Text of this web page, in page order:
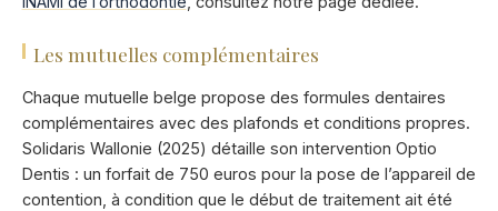
Les mutuelles complémentaires
Chaque mutuelle belge propose des formules dentaires
complémentaires avec des plafonds et conditions propres.
Solidaris Wallonie (2025) détaille son intervention Optio
Dentis : un forfait de 750 euros pour la pose de l’appareil de
contention, à condition que le début de traitement ait été